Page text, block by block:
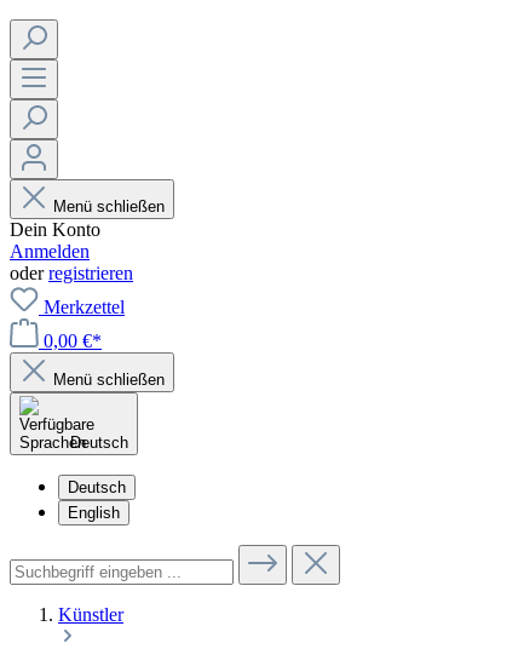
Menü schließen
Dein Konto
Anmelden
oderregistrieren
Merkzettel
0,00 €*
Menü schließen
Deutsch
Deutsch
English
Künstler